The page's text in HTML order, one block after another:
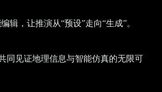
辑，让推演从“预设”走向“生成”。
同见证地理信息与智能仿真的无限可